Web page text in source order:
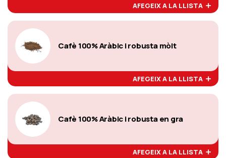
AFEGEIX A LA LLISTA
Cafè 100% Aràbic i robusta mòlt
AFEGEIX A LA LLISTA
Cafè 100% Aràbic i robusta en gra
AFEGEIX A LA LLISTA